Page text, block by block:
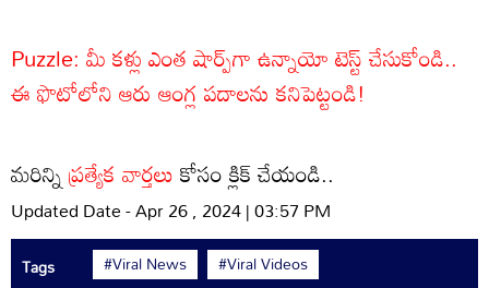
Puzzle: మీ కళ్లు ఎంత షార్ప్‌గా ఉన్నాయో టెస్ట్ చేసుకోండి..
ఈ ఫొటోలోని ఆరు ఆంగ్ల పదాలను కనిపెట్టండి!
మరిన్నిప్రత్యేక వార్తలుకోసం క్లిక్ చేయండి..
Updated Date - Apr 26 , 2024 | 03:57 PM
Tags #Viral News #Viral Videos